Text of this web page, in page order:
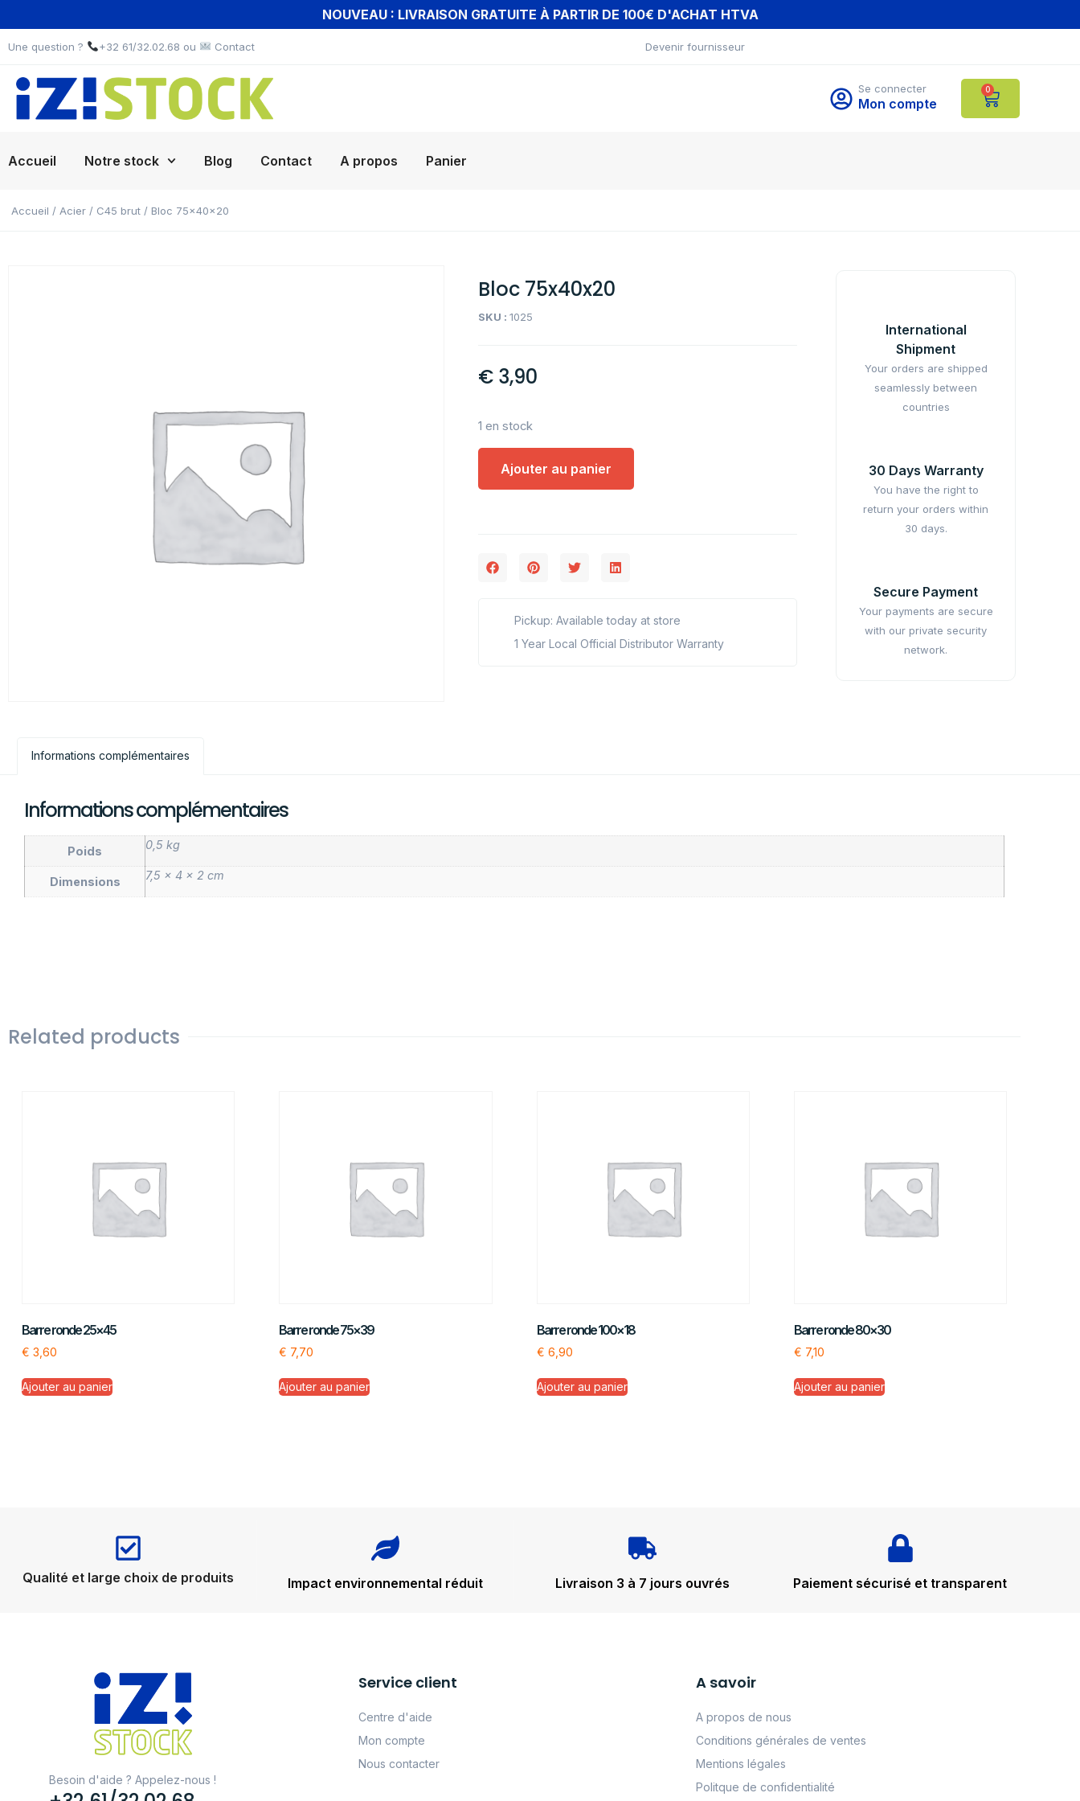
NOUVEAU : LIVRAISON GRATUITE À PARTIR DE 100€ D'ACHAT HTVA
Une question ? +32 61/32.02.68 ou Contact Devenir fournisseur
Se connecter
Mon compte
0
Accueil Notre stock Blog Contact A propos Panier
Accueil / Acier / C45 brut / Bloc 75x40x20
Bloc 75x40x20
SKU :1025
€ 3,90
1 en stock
Ajouter au panier
Pickup: Available today at store
1 Year Local Official Distributor Warranty
International
Shipment
Your orders are shipped
seamlessly between
countries
30 Days Warranty
You have the right to
return your orders within
30 days.
Secure Payment
Your payments are secure
with our private security
network.
Informations complémentaires
Informations complémentaires
Poids 0,5 kg
Dimensions 7,5 × 4 × 2 cm
Related products
Barre ronde 25×45
€ 3,60
Ajouter au panier
Barre ronde 75×39
€ 7,70
Ajouter au panier
Barre ronde 100×18
€ 6,90
Ajouter au panier
Barre ronde 80×30
€ 7,10
Ajouter au panier
Qualité et large choix de produits Impact environnemental réduit Livraison 3 à 7 jours ouvrés Paiement sécurisé et transparent
Besoin d'aide ? Appelez-nous !
Service client
Centre d'aide
Mon compte
Nous contacter
A savoir
A propos de nous
Conditions générales de ventes
Mentions légales
Politque de confidentialité